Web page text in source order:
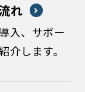
れ
入、サポー
介します。